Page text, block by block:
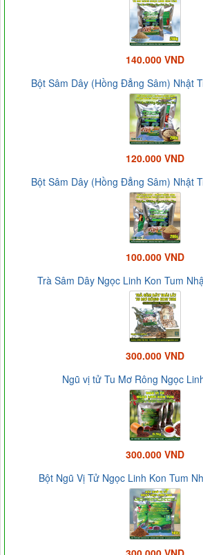
140.000 VND
Bột Sâm Dây (Hồng Đẳng Sâm) Nhật
120.000 VND
Bột Sâm Dây (Hồng Đẳng Sâm) Nhật
100.000 VND
Trà Sâm Dây Ngọc Linh Kon Tum
300.000 VND
Ngũ vị tử Tu Mơ Rông Ngọc
300.000 VND
Bột Ngũ Vị Tử Ngọc Linh Kon Tum